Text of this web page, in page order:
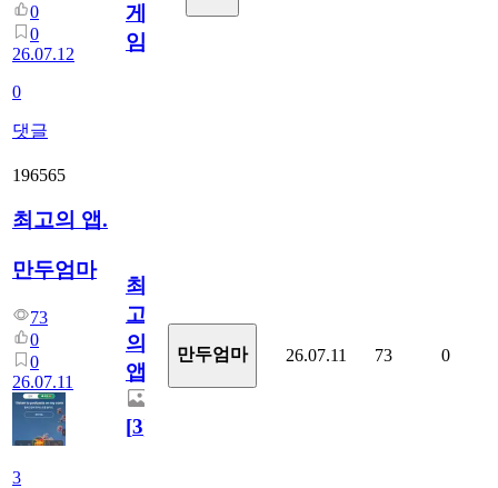
0
0
26.07.12
0
댓글
게
임?
196565
최고의 앱.
만두엄마
73
0
0
26.07.11
3
최
고
의
앱.
[3]
만두엄마 26.07.11 73 0